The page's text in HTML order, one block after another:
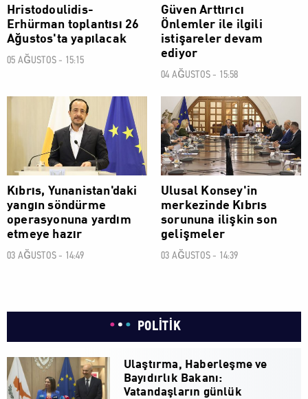
Hristodoulidis-
Erhürman toplantısı 26
Ağustos'ta yapılacak
05 AĞUSTOS - 15:15
Güven Arttırıcı
Önlemler ile ilgili
istişareler devam
ediyor
04 AĞUSTOS - 15:58
POLİTİK
Kıbrıs, Yunanistan'daki
yangın söndürme
operasyonuna yardım
etmeye hazır
03 AĞUSTOS - 14:49
POLİTİK
Ulusal Konsey'in
merkezinde Kıbrıs
sorununa ilişkin son
gelişmeler
03 AĞUSTOS - 14:39
POLİTİK
Ulaştırma, Haberleşme ve
Bayıdırlık Bakanı:
Vatandaşların günlük